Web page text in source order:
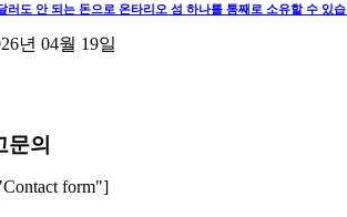
러도 안 되는 돈으로 온타리오 섬 하나를 통째로 소유할 수 있
년 04월 19일
문의
form"]